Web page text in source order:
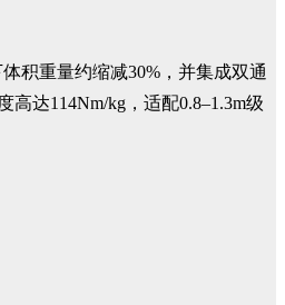
积重量约缩减30%，并集成双通
达114Nm/kg，适配0.8–1.3m级